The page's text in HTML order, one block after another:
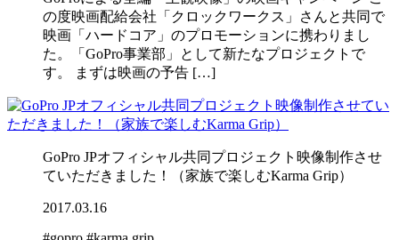
の度映画配給会社「クロックワークス」さんと共同で
映画「ハードコア」のプロモーションに携わりまし
た。「GoPro事業部」として新たなプロジェクトで
す。 まずは映画の予告 […]
GoPro JPオフィシャル共同プロジェクト映像制作させ
ていただきました！（家族で楽しむKarma Grip）
2017.03.16